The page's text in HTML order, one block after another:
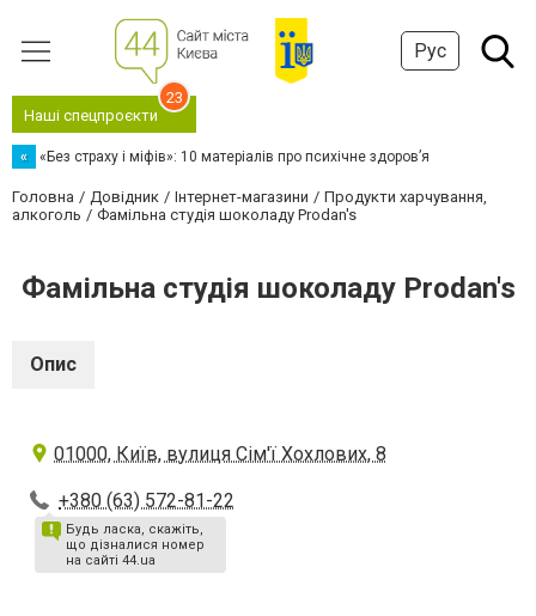
Рус
Наші спецпроєкти
23
« «Без страху і міфів»: 10 матеріалів про психічне здоров’я
Головна Довідник Інтернет-магазини
Продукти харчування,
алкоголь
Фамільна студія шоколаду Prodan's
Фамільна студія шоколаду Prodan's
Опис
01000, Київ, вулиця Сім'ї Хохлових, 8
+380 (63) 572-81-22
Будь ласка, скажіть,
що дізналися номер
на сайті 44.ua